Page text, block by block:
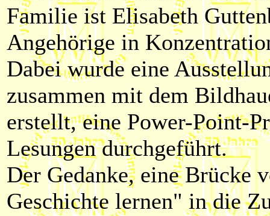
Familie ist Elisabeth
Angehörige in
Dabei wurde eine
zusammen mit dem
erstellt, eine Power-Point-
Lesungen durchgeführt.
Der Gedanke, eine Brücke
Geschichte lernen" in die